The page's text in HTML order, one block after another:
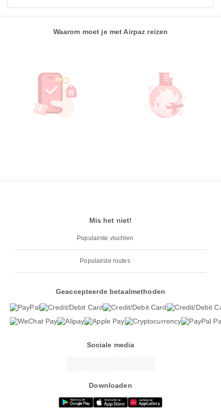
Waarom moet je met Airpaz reizen
Mis het niet!
Populairste vluchten
Populairste routes
Geaccepteerde betaalmethoden
Sociale media
Downloaden